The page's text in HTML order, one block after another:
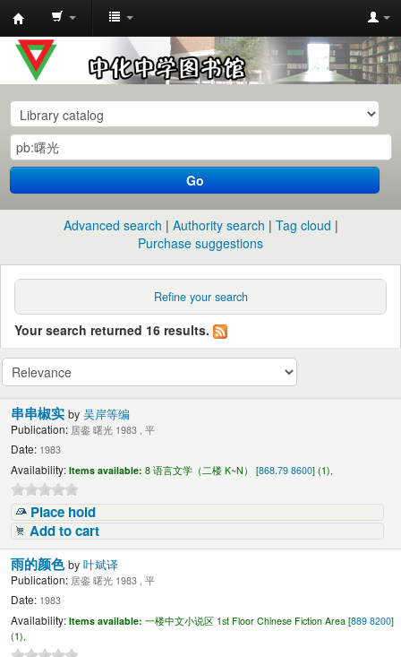
中
化
中
学
图
书
馆
目
Go
Advanced search Authority search
Tag cloud
Purchase suggestions
Refine your search
Your search returned 16 results.
串串椒实by吴岸等编
Publication: 居銮 曙光 1983 , 平
Date: 1983
Availability: Items available: 8 语言文学（二楼 K~N） [868.79 8600] (1),
Place hold
Add to cart
雨的颜色by叶斌译
Publication: 居銮 曙光 1983 , 平
Date: 1983
Availability: Items available: 一楼中文小说区 1st Floor Chinese Fiction Area [889 8200]
(1),